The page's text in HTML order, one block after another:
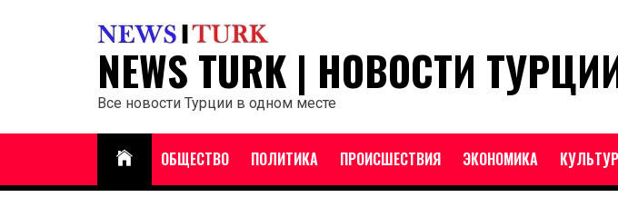
NEWS TURK | НОВОСТИ
Все новости Турции в одном месте
ОБЩЕСТВО ПОЛИТИКА ПРОИСШЕСТВИЯ ЭКОНОМИКА